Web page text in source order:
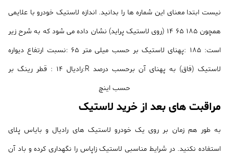
نیست ابتدا معنای این شماره ها را بدانید. اندازه لاستیک خودرو با علایمی
همچون 185 65 14 (روی لاستیک پراید) نشان داده می شود که به شرح زیر
است: 185 :پهنای لاستیک بر حسب میلی متر 65 :نسبت ارتفاع دیواره
لاستیک (فاق) به پهنای آن برحسب درصد R:رادیال 14 : قطر رینگ بر
حسب اینچ
مراقبت های بعد از خرید لاستیک
به طور هم زمان بر روی یک خودرو لاستیک های رادیال و بایاس پلای
استفاده نکنید. در شرایط مناسبی لاستیک زاپاس را نگهداری کرده و باد آن